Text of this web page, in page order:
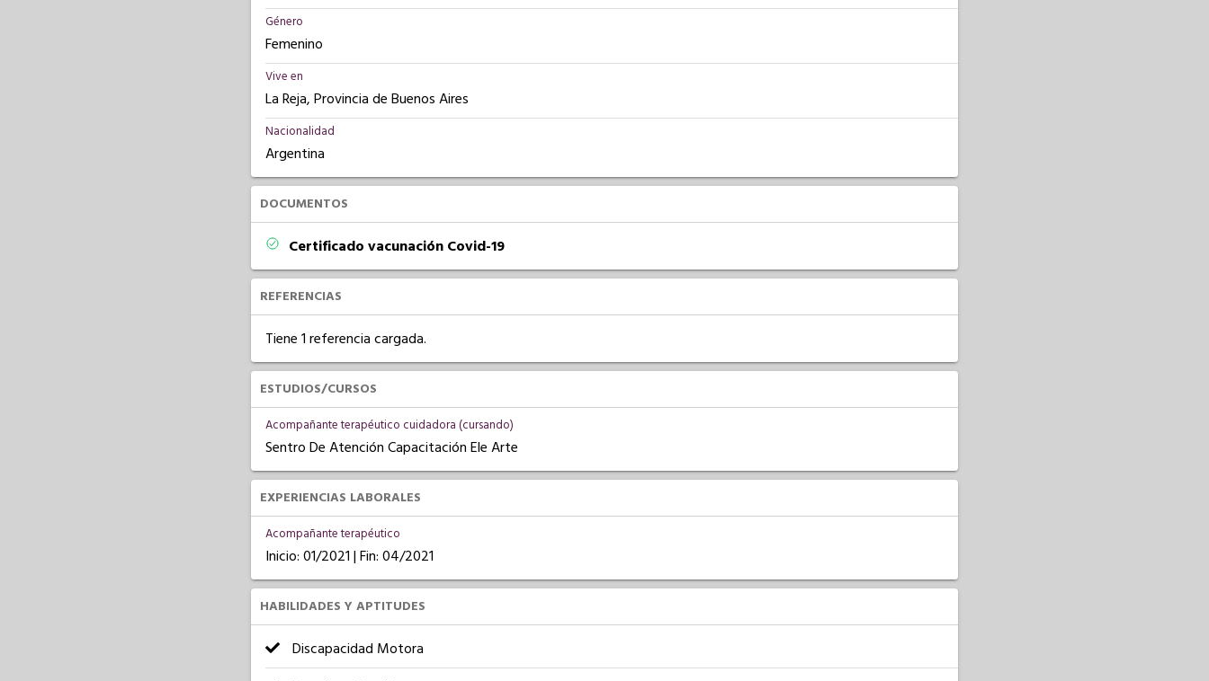
Género
Femenino
Vive en
La Reja, Provincia de Buenos Aires
Nacionalidad
Argentina
DOCUMENTOS
Certificado vacunación Covid-19
REFERENCIAS
Tiene 1 referencia cargada.
ESTUDIOS/CURSOS
Acompañante terapéutico cuidadora (cursando)
Sentro De Atención Capacitación Ele Arte
EXPERIENCIAS LABORALES
Acompañante terapéutico
Inicio: 01/2021 | Fin: 04/2021
HABILIDADES Y APTITUDES
Discapacidad Motora